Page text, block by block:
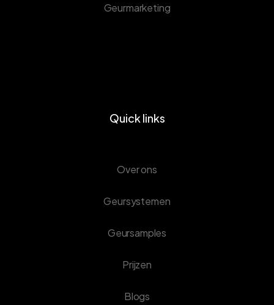
Geurmarketing
Quick links
Over ons
Geursystemen
Geursamples
Prijzen
Blogs